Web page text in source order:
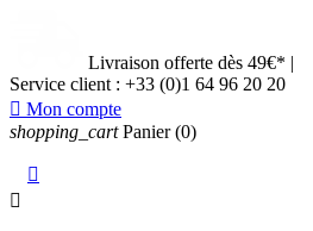
Livraison offerte dès 49€* |
Service client : +33 (0)1 64 96 20 20
 Mon compte
shopping_cart Panier (0)

